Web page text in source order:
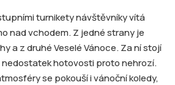
turnikety návštěvníky vítá
nad vchodem. Z jedné strany je
a z druhé Veselé Vánoce. Za ní stojí
hotovosti proto nehrozí.
se pokouší i vánoční koledy,